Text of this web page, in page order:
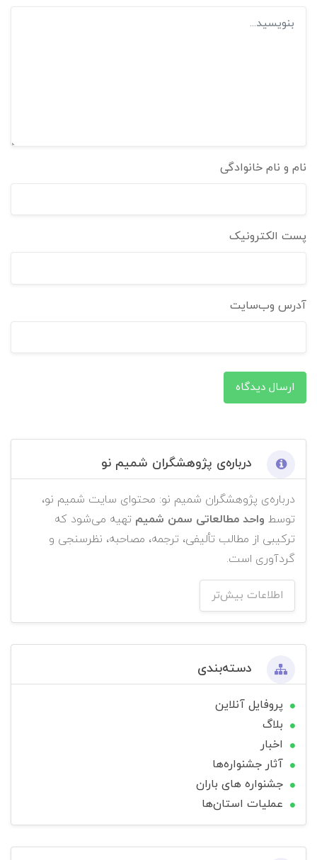
نام و نام خانوادگی
پست الکترونیک
آدرس وب‌سایت
ارسال دیدگاه
درباره‌ی پژوهشگران شمیم نو
درباره‌ی پژوهشگران شمیم نو: محتوای سایت شمیم نو،
توسط واحد مطالعاتی سمن شمیم تهیه می‌شود که
ترکیبی از مطالب تألیفی، ترجمه، مصاحبه، نظرسنجی و
گردآوری است.
اطلاعات بیش‌تر
دسته‌بندی
پروفایل آنلاین
بلاگ
اخبار
آثار جشنواره‌ها
جشنواره های باران
عملیات استان‌ها